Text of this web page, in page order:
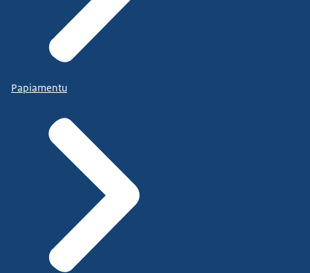
Papiamentu